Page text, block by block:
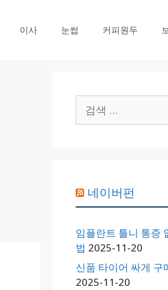
이사 눈썹 커피원두
색:
네이버펀
임플란트 틀니 통증
법 2025-11-20
신품 타이어 싸게 구
2025-11-20